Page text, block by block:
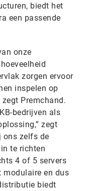
biedt het
een passende
onze
zorgen ervoor
inspelen op
Premchand.
bedrijven als
zegt
ons zelfs de
te richten
4 of 5 servers
modulaire en dus
biedt